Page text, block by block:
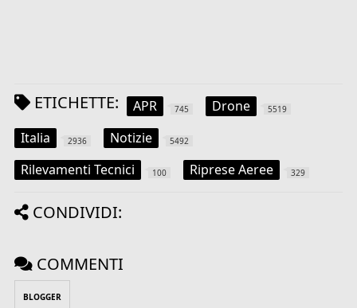
ETICHETTE: APR 745 Drone 5519
Italia 2936 Notizie 5492
Rilevamenti Tecnici 100 Riprese Aeree 329
CONDIVIDI:
COMMENTI
BLOGGER